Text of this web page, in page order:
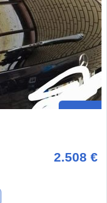
2.508 €